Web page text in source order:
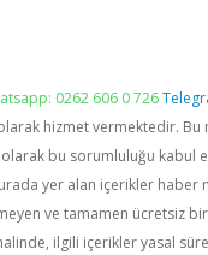
0262 606 0 726
olarak hizmet vermektedir.
bu sorumluluğu kabul
yer alan içerikler
ve tamamen ücretsiz
ilgili içerikler yasal